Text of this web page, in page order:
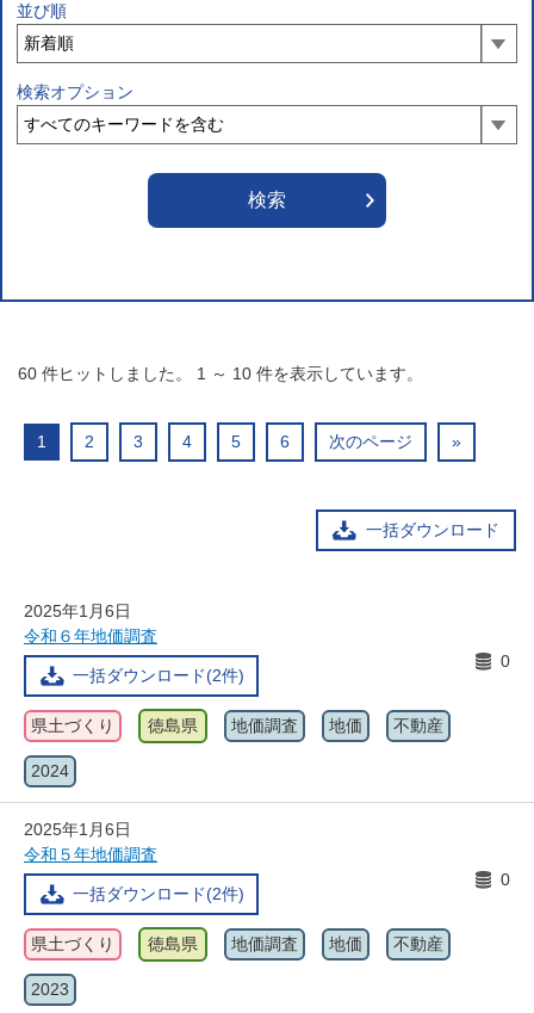
並び順
検索オプション
60 件ヒットしました。 1 ～ 10 件を表示しています。
1 2 3 4 5 6 次のページ »
一括ダウンロード
2025年1月6日
令和６年地価調査
一括ダウンロード(2件)
0
県土づくり 徳島県 地価調査 地価 不動産
2024
2025年1月6日
令和５年地価調査
一括ダウンロード(2件)
0
県土づくり 徳島県 地価調査 地価 不動産
2023